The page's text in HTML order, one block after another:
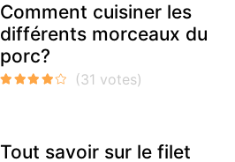
Comment cuisiner les
différents morceaux du
porc?
Tout savoir sur le filet